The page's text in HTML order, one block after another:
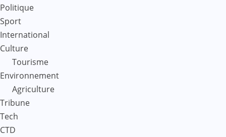
Politique
Sport
International
Culture
Tourisme
Environnement
Agriculture
Tribune
Tech
CTD